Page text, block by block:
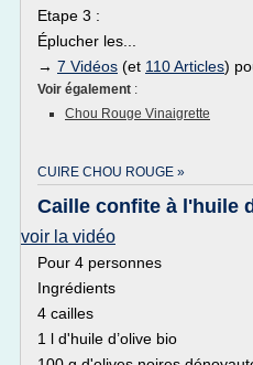
Etape 3 :
Éplucher les...
→ 7 Vidéos (et 110 Articles)
Voir également :
Chou Rouge Vinaigrette
CUIRE CHOU ROUGE »
Caille confite à l'huile
voir la vidéo
Pour 4 personnes
Ingrédients
4 cailles
1 l d'huile d’olive bio